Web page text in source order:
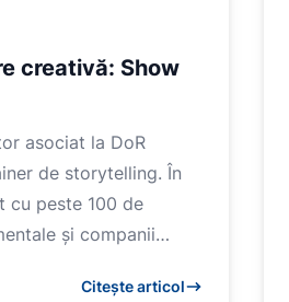
creativă: Show
asociat la DoR
de storytelling. În
cu peste 100 de
și companii
Citește articol